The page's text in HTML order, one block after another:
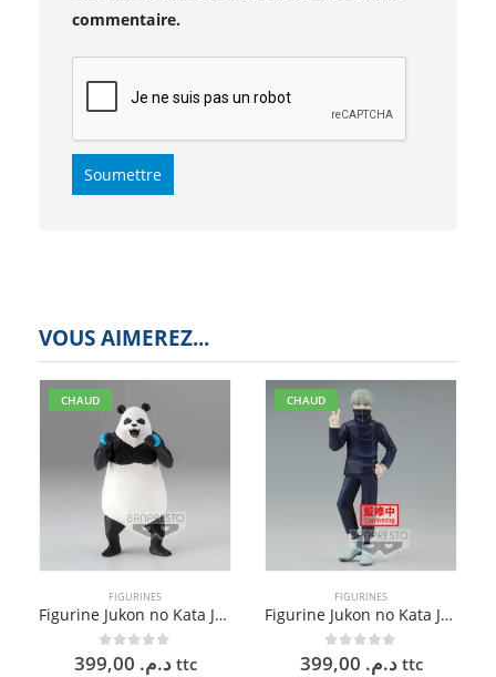
commentaire.
VOUS AIMEREZ...
CHAUD
FIGURINES
Figurine Jukon no Kata Jujutsu Kaisen – Panda – 17 cm
0 sur 5د.م. ttc
CHAUD
FIGURINES
Figurine Jukon no Kata Jujutsu Kaisen – Toge Inumaki Version A – 17 cm
0 sur 5د.م. ttc